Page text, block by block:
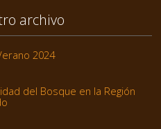
archivo
2024
del Bosque en la Región